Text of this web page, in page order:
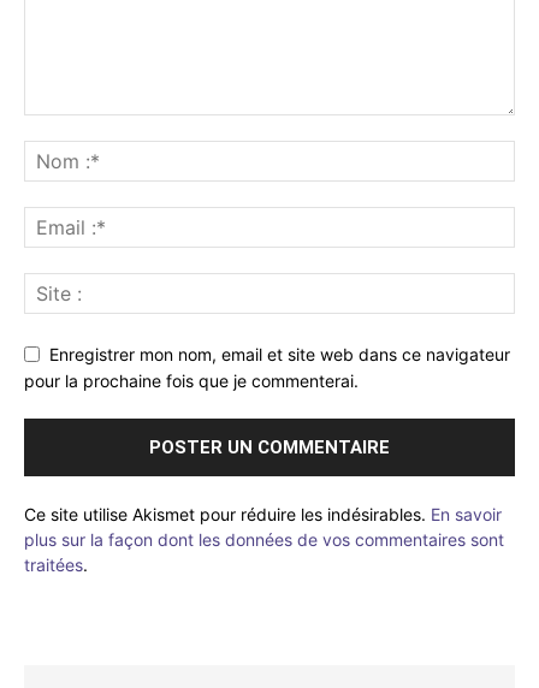
Enregistrer mon nom, email et site web dans ce navigateur
pour la prochaine fois que je commenterai.
Ce site utilise Akismet pour réduire les indésirables. En savoir
plus sur la façon dont les données de vos commentaires sont
traitées.